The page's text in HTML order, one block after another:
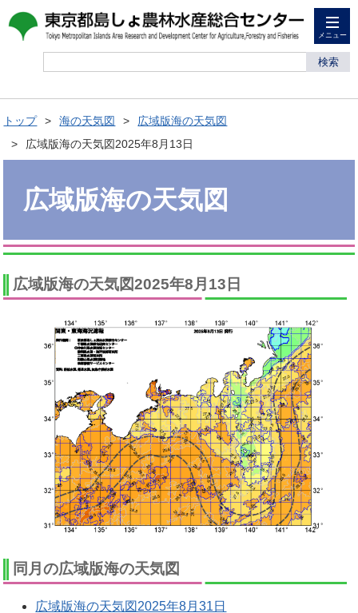
メニュー
検索
トップ 海の天気図
広域版海の天気図
広域版海の天気図2025年8月13日
広域版海の天気図
広域版海の天気図2025年8月13日
同月の広域版海の天気図
広域版海の天気図2025年8月31日